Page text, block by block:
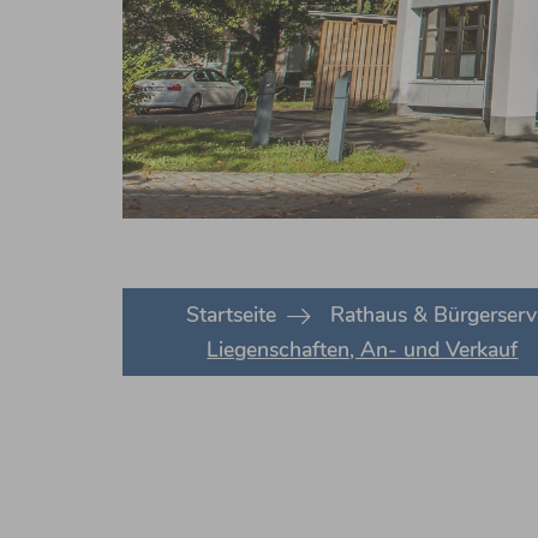
You are here:
Startseite Rathaus &
Liegenschaften, An- und Verkauf